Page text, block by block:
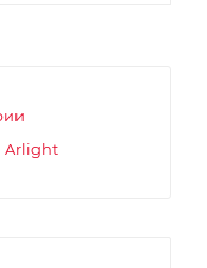
Arlight